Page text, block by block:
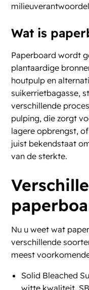
Wat is
Paperboard wordt
plantaardige
houtpulp en
suikerrietbagasse,
verschillende
pulping, die zorgt
lagere opbrengst,
juist bekendstaat
van de sterkte.
Nu u weet wat
verschillende
meest
Solid Bleached
witte kwaliteit.